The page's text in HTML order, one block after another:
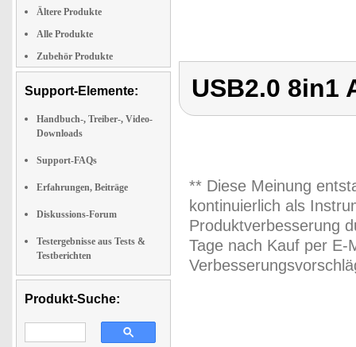
Ältere Produkte
Alle Produkte
Zubehör Produkte
Support-Elemente:
Handbuch-, Treiber-, Video-
Downloads
Support-FAQs
Erfahrungen, Beiträge
Diskussions-Forum
Testergebnisse aus Tests &
Testberichten
Produkt-Suche:
USB2.0 8in1
** Diese Meinung
kontinuierlich als
Produktverbesserung
Tage nach Kauf per E-